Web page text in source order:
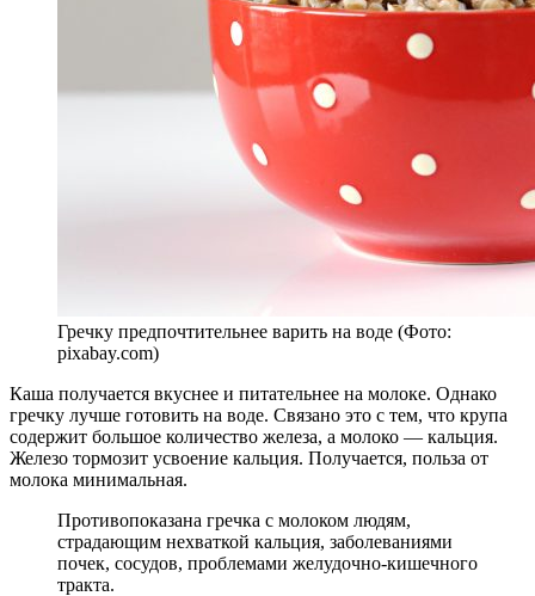
Гречку предпочтительнее варить на воде (Фото:
pixabay.com)
Каша получается вкуснее и питательнее на молоке. Однако
гречку лучше готовить на воде. Связано это с тем, что крупа
содержит большое количество железа, а молоко — кальция.
Железо тормозит усвоение кальция. Получается, польза от
молока минимальная.
Противопоказана гречка с молоком людям,
страдающим нехваткой кальция, заболеваниями
почек, сосудов, проблемами желудочно-кишечного
тракта.